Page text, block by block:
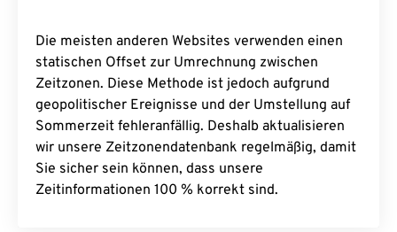
Die meisten anderen Websites verwenden einen
statischen Offset zur Umrechnung zwischen
Zeitzonen. Diese Methode ist jedoch aufgrund
geopolitischer Ereignisse und der Umstellung auf
Sommerzeit fehleranfällig. Deshalb aktualisieren
wir unsere Zeitzonendatenbank regelmäßig, damit
Sie sicher sein können, dass unsere
Zeitinformationen 100 % korrekt sind.